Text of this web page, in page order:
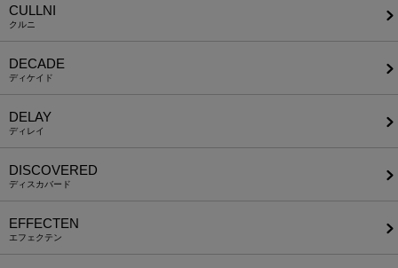
CULLNI
クルニ
DECADE
ディケイド
DELAY
ディレイ
DISCOVERED
ディスカバード
EFFECTEN
エフェクテン